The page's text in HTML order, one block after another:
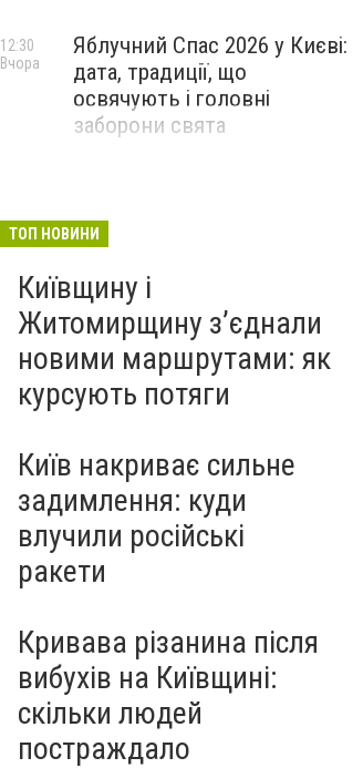
Яблучний Спас 2026 у Києві:
дата, традиції, що
освячують і головні
заборони свята
12:30
Вчора
ТОП НОВИНИ
Київщину і
Житомирщину з’єднали
новими маршрутами: як
курсують потяги
Київ накриває сильне
задимлення: куди
влучили російські
ракети
Кривава різанина після
вибухів на Київщині:
скільки людей
постраждало